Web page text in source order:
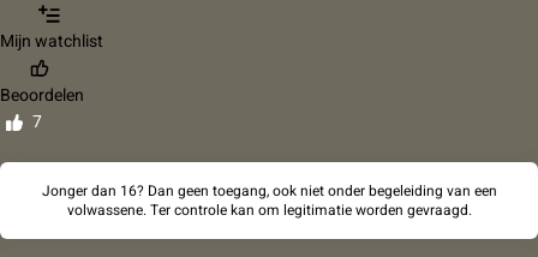
Mijn watchlist
Beoordelen
7
Jonger dan 16? Dan geen toegang, ook niet onder begeleiding van een
volwassene. Ter controle kan om legitimatie worden gevraagd.